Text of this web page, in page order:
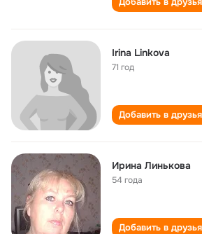
Irina Linkova
71 год
Добавить в друзья
Ирина Линькова
54 года
Добавить в друзья